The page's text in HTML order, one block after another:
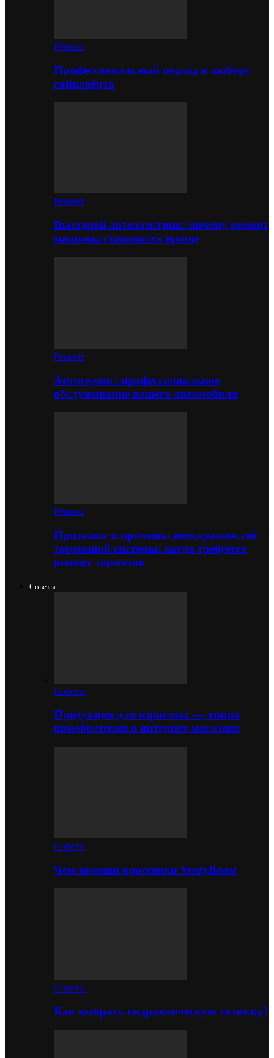
Ремонт
Профессиональный подход к выбору
гайковёрта
Ремонт
Выездной автоэлектрик: почему ремонт
машины становится проще
Ремонт
Автосервис: профессиональное
обслуживание вашего автомобиля
Ремонт
Признаки и причины неисправностей
тормозной системы: когда требуется
ремонт тормозов
Советы
Советы
Продукция для взрослых — этапы
приобретения в интернет-магазине
Советы
Чем хороши кроссовки YeezyBoost
Советы
Как выбрать гидравлическую тележку?